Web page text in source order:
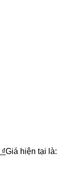
₫Giá hiện tại là: